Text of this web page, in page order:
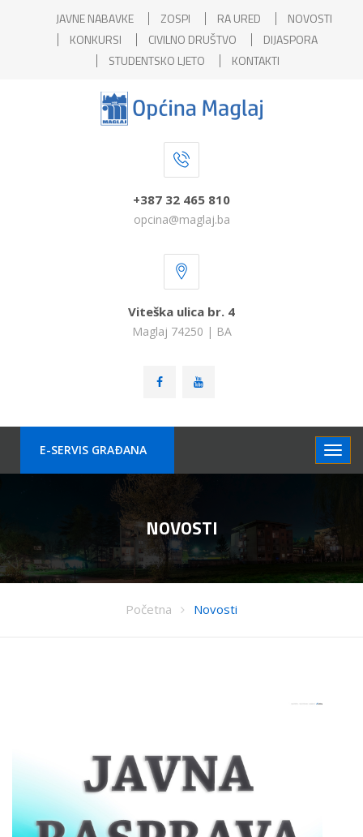
JAVNE NABAVKE ZOSPI RA URED
NOVOSTI
KONKURSI
CIVILNO DRUŠTVO
DIJASPORA
STUDENTSKO LJETO
KONTAKTI
+387 32 465 810
opcina@maglaj.ba
Viteška ulica br. 4
Maglaj 74250 | BA
E-SERVIS GRAÐANA
NOVOSTI
Početna Novosti